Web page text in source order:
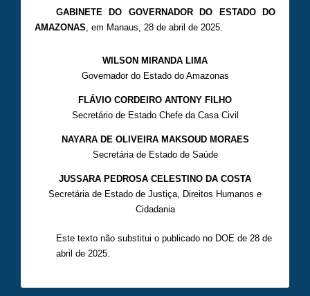
GABINETE DO GOVERNADOR DO ESTADO DO
AMAZONAS, em Manaus, 28 de abril de 2025.
WILSON MIRANDA LIMA
Governador do Estado do Amazonas
FLÁVIO CORDEIRO ANTONY FILHO
Secretário de Estado Chefe da Casa Civil
NAYARA DE OLIVEIRA MAKSOUD MORAES
Secretária de Estado de Saúde
JUSSARA PEDROSA CELESTINO DA COSTA
Secretária de Estado de Justiça, Direitos Humanos e
Cidadania
Este texto não substitui o publicado no DOE de 28 de
abril de 2025.